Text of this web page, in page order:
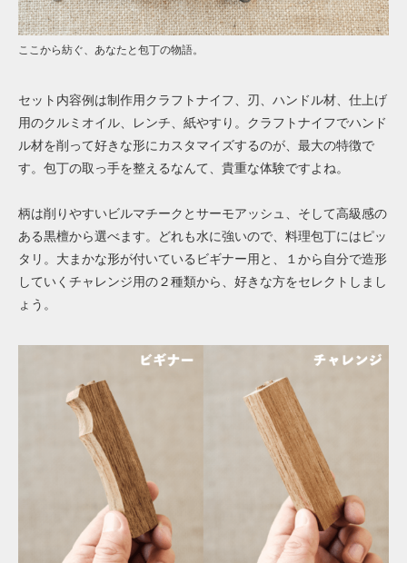
ここから紡ぐ、あなたと包丁の物語。
セット内容例は制作用クラフトナイフ、刃、ハンドル材、仕上げ
用のクルミオイル、レンチ、紙やすり。クラフトナイフでハンド
ル材を削って好きな形にカスタマイズするのが、最大の特徴で
す。包丁の取っ手を整えるなんて、貴重な体験ですよね。
柄は削りやすいビルマチークとサーモアッシュ、そして高級感の
ある黒檀から選べます。どれも水に強いので、料理包丁にはピッ
タリ。大まかな形が付いているビギナー用と、１から自分で造形
していくチャレンジ用の２種類から、好きな方をセレクトしまし
ょう。